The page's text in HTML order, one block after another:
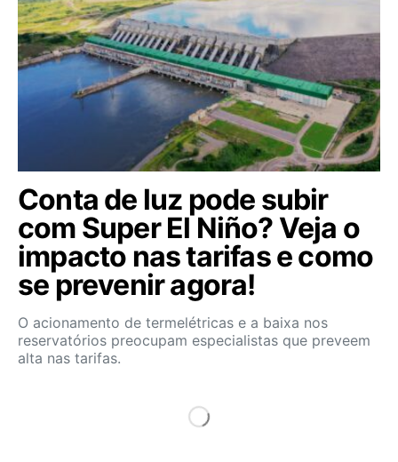
Conta de luz pode subir
com Super El Niño? Veja o
impacto nas tarifas e como
se prevenir agora!
O acionamento de termelétricas e a baixa nos
reservatórios preocupam especialistas que preveem
alta nas tarifas.